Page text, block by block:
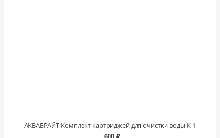
АКВАБРАЙТ Комплект картриджей для очистки воды К-1
600 ₽